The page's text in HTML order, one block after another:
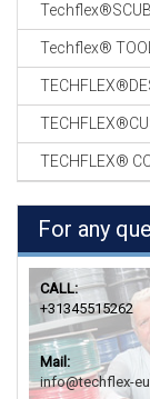
Techflex®
TECHFLEX®
For any
CALL:
+31345515262
Mail:
info@techflex-